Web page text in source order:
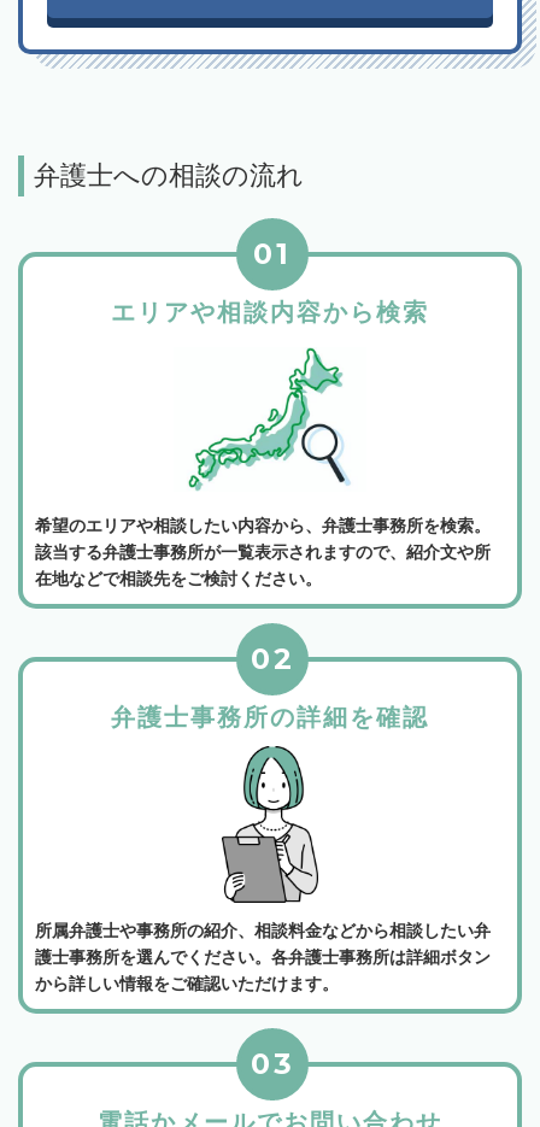
弁護士への相談の流れ
エリアや相談内容から検索
01
希望のエリアや相談したい内容から、弁護士事務所を検索。
該当する弁護士事務所が一覧表示されますので、紹介文や所
在地などで相談先をご検討ください。
弁護士事務所の詳細を確認
02
所属弁護士や事務所の紹介、相談料金などから相談したい弁
護士事務所を選んでください。各弁護士事務所は詳細ボタン
から詳しい情報をご確認いただけます。
03